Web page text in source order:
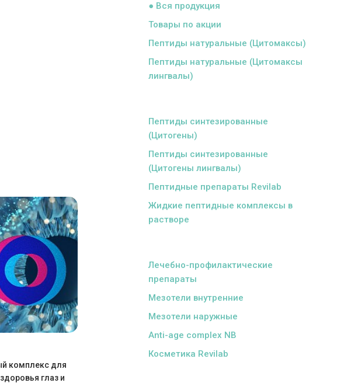
комплекс для
глаз и
● Вся продукция
Товары по акции
Пептиды натуральные (Цитомаксы)
Пептиды натуральные (Цитомаксы
лингвалы)
Пептиды синтезированные
(Цитогены)
Пептиды синтезированные
(Цитогены лингвалы)
Пептидные препараты Revilab
Жидкие пептидные комплексы в
растворе
Лечебно-профилактические
препараты
Мезотели внутренние
Мезотели наружные
Anti-age complex NB
Косметика Revilab